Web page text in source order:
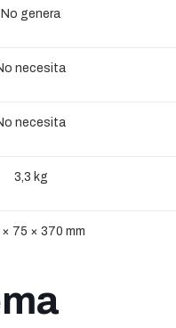
No genera
necesita
necesita
3,3 kg
75 × 370 mm